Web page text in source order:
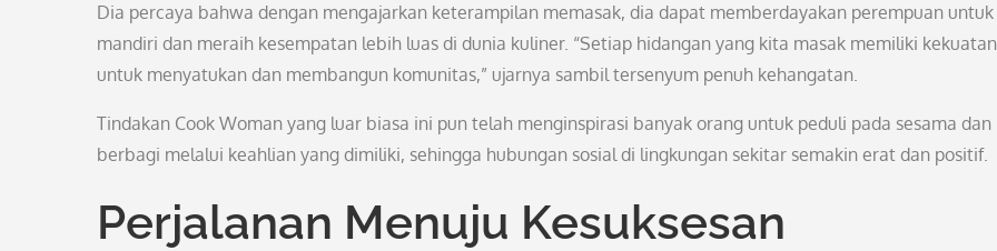
Dia percaya bahwa dengan mengajarkan keterampilan memasak, dia dapat memberdayakan perempuan untuk
mandiri dan meraih kesempatan lebih luas di dunia kuliner. “Setiap hidangan yang kita masak memiliki kekuatan
untuk menyatukan dan membangun komunitas,” ujarnya sambil tersenyum penuh kehangatan.
Tindakan Cook Woman yang luar biasa ini pun telah menginspirasi banyak orang untuk peduli pada sesama dan
berbagi melalui keahlian yang dimiliki, sehingga hubungan sosial di lingkungan sekitar semakin erat dan positif.
Perjalanan Menuju Kesuksesan